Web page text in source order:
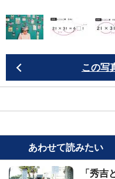
この写
あわせて読みたい
「秀吉